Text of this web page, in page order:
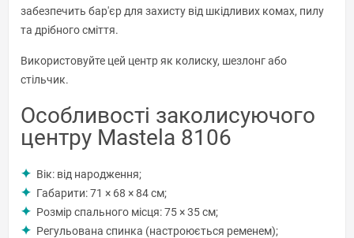
забезпечить бар'єр для захисту від шкідливих комах, пилу
та дрібного сміття.
Використовуйте цей центр як колиску, шезлонг або
стільчик.
Особливості заколисуючого
центру Mastela 8106
Вік: від народження;
Габарити: 71 × 68 × 84 см;
Розмір спального місця: 75 × 35 см;
Регульована спинка (настроюється ременем);